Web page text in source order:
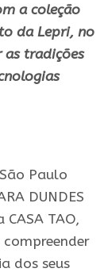
a coleção
da Lepri, no
tradições
Paulo
DUNDES
TAO,
compreender
dos seus